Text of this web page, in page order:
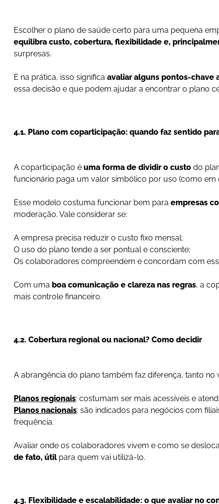
Escolher o plano de saúde certo para uma pequena
equilibra custo, cobertura, flexibilidade e,
surpresas.
E na prática, isso significa avaliar alguns pontos-chave
essa decisão e que podem ajudar a encontrar o plano
4.1. Plano com coparticipação: quando faz sentido
A coparticipação é uma forma de dividir o custo do
funcionário paga um valor simbólico por uso (como
Esse modelo costuma funcionar bem para empresas
moderação. Vale considerar se:
A empresa precisa reduzir o custo fixo mensal;
O uso do plano tende a ser pontual e consciente;
Os colaboradores compreendem e concordam com
Com uma boa comunicação e clareza nas regras, a
mais controle financeiro.
4.2. Cobertura regional ou nacional? Como decidir
A abrangência do plano também faz diferença, tanto
Planos regionais: costumam ser mais acessíveis e
Planos nacionais: são indicados para negócios com
frequência.
Avaliar onde os colaboradores vivem e como se
de fato, útilpara quem vai utilizá-lo.
4.3. Flexibilidade e escalabilidade: o que avaliar no